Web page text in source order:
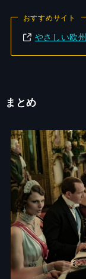
おすすめサイト
やさしい欧
まとめ